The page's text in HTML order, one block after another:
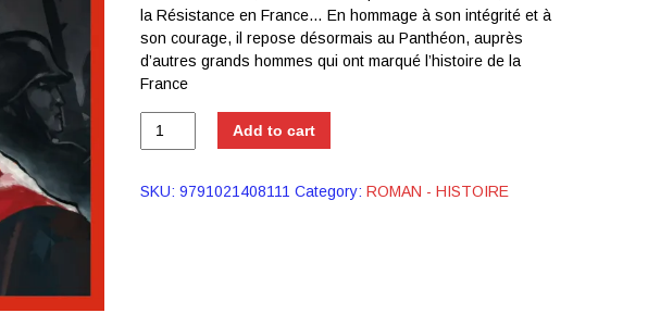
la Résistance en France… En hommage à son intégrité et à
son courage, il repose désormais au Panthéon, auprès
d’autres grands hommes qui ont marqué l’histoire de la
France
Add to cart
SKU: 9791021408111 Category: ROMAN - HISTOIRE